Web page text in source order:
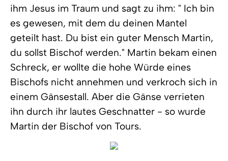
ihm Jesus im Traum und sagt zu ihm: " Ich bin
es gewesen, mit dem du deinen Mantel
geteilt hast. Du bist ein guter Mensch Martin,
du sollst Bischof werden." Martin bekam einen
Schreck, er wollte die hohe Würde eines
Bischofs nicht annehmen und verkroch sich in
einem Gänsestall. Aber die Gänse verrieten
ihn durch ihr lautes Geschnatter - so wurde
Martin der Bischof von Tours.